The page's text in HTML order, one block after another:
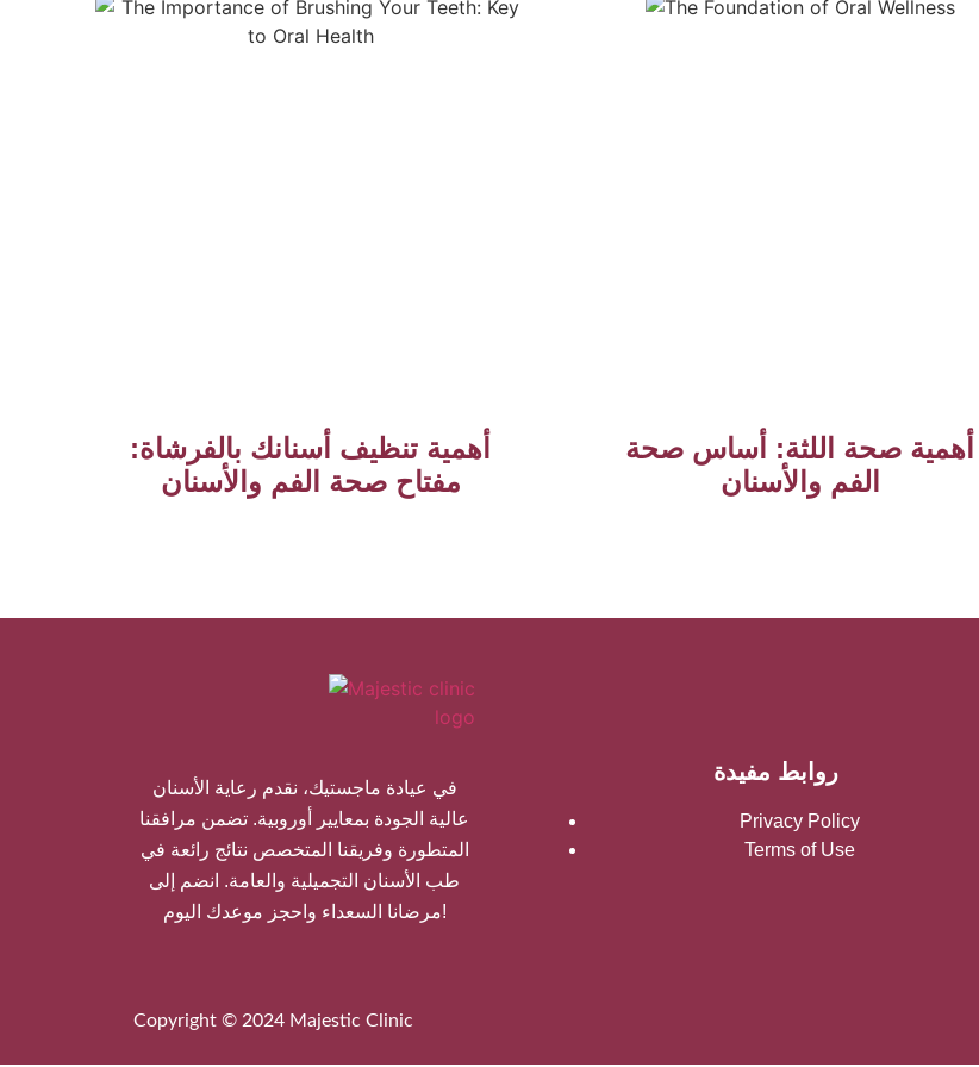
أهمية تنظيف أسنانك بالفرشاة:
مفتاح صحة الفم والأسنان
أهمية صحة اللثة: أساس صحة
الفم والأسنان
في عيادة ماجستيك، نقدم رعاية الأسنان
عالية الجودة بمعايير أوروبية. تضمن مرافقنا
المتطورة وفريقنا المتخصص نتائج رائعة في
طب الأسنان التجميلية والعامة. انضم إلى
مرضانا السعداء واحجز موعدك اليوم!
روابط مفيدة
Privacy Policy
Terms of Use
Copyright © 2024 Majestic Clinic